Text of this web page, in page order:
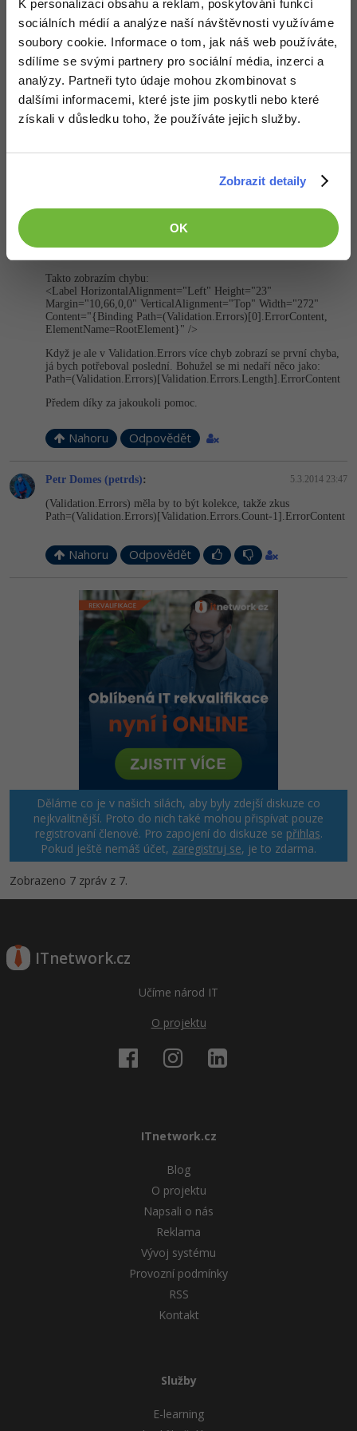
K personalizaci obsahu a reklam, poskytování funkcí
sociálních médií a analýze naší návštěvnosti využíváme
soubory cookie. Informace o tom, jak náš web používáte,
sdílíme se svými partnery pro sociální média, inzerci a
analýzy. Partneři tyto údaje mohou zkombinovat s
dalšími informacemi, které jste jim poskytli nebo které
získali v důsledku toho, že používáte jejich služby.
Zobrazit detaily
OK
Windows
Linux
Sítě
Fórum
Nahoru Odpovědět
Odpovídá na Petr Domes (petrds)
Díky za radu. Vyzkouším to.
Taky to používám při vytváření nových záznamů, nebo při
5.3.2014 21:35
Takto zobrazím chybu:
<Label HorizontalAlig­nment="Left" Height="23"
Margin="10,66,0,0" VerticalAlignmen­t="Top" Width="272"
Content="{Binding Path=(Validati­on.Errors)[0]­.ErrorContent,
ElementName=Ro­otElement}" />
Když je ale v Validation.Errors více chyb zobrazí se první chyba,
já bych potřeboval poslední. Bohužel se mi nedaří něco jako:
Path=(Validati­on.Errors)[Va­lidation.Error­s.Length].Error­Content
Předem díky za jakoukoli pomoc.
Nahoru Odpovědět
Petr Domes (petrds): 5.3.2014 23:47
(Validation.Errors) měla by to být kolekce, takže zkus
Path=(Validati­on.Errors)[Va­lidation.Error­s.Count-1].ErrorContent
Nahoru Odpovědět
Děláme co je v našich silách, aby byly zdejší diskuze co
nejkvalitnější. Proto do nich také mohou přispívat pouze
registrovaní členové. Pro zapojení do diskuze se přihlas.
Pokud ještě nemáš účet, zaregistruj se, je to zdarma.
Zobrazeno 7 zpráv z 7.
ITnetwork.cz
Učíme národ IT
O projektu
ITnetwork.cz
Blog
O projektu
Napsali o nás
Reklama
Vývoj systému
Provozní podmínky
RSS
Kontakt
Služby
E-learning